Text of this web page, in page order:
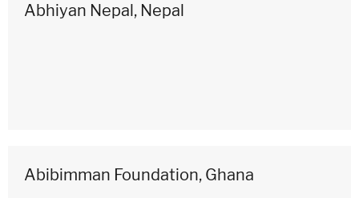
Abhiyan Nepal, Nepal
Abibimman Foundation, Ghana